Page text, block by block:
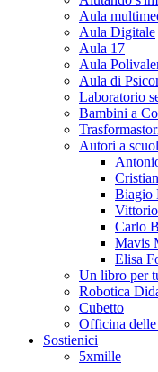
Aula
Aula Digitale
Aula 17
Aula
Aula di
Laboratorio
Bambini a
Autori a
Biagio
Carlo
Mavis
Elisa
Un libro per
Robotica
Cubetto
Officina delle
Sostienici
5xmille